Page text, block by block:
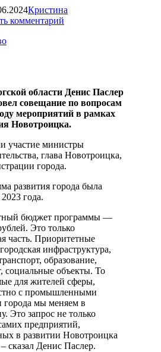
Кристина
комментарий
области Денис Паслер
совещание по вопросам
мероприятий в рамках
Новотроицка.
участие министры
глава Новотроицка,
города.
развития города была
года.
бюджет программы —
Это только
часть. Приоритетные
инфраструктура,
образование,
социальные объекты. То
для жителей сферы,
с промышленными
города мы меняем в
Это запрос не только
предприятий,
в развитии Новотроицка
сказал Денис Паслер.